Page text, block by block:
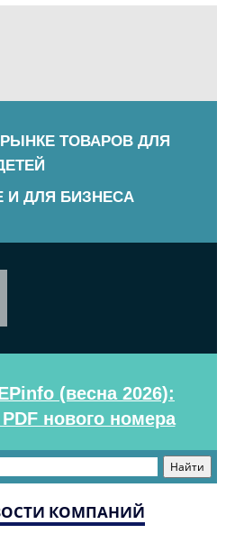
ТОВАРОВ ДЛЯ
И ДЛЯ БИЗНЕСА
(весна 2026):
нового номера
КОМПАНИЙ